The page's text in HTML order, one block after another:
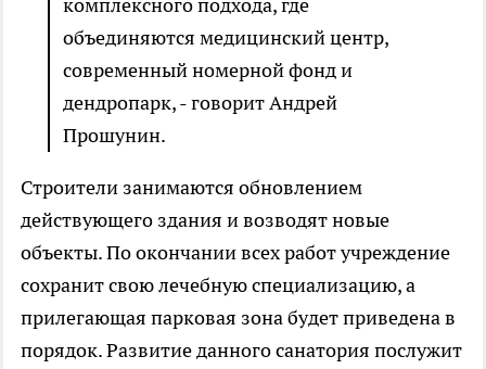
комплексного подхода, где
объединяются медицинский центр,
современный номерной фонд и
дендропарк, - говорит Андрей
Прошунин.
Строители занимаются обновлением
действующего здания и возводят новые
объекты. По окончании всех работ учреждение
сохранит свою лечебную специализацию, а
прилегающая парковая зона будет приведена в
порядок. Развитие данного санатория послужит